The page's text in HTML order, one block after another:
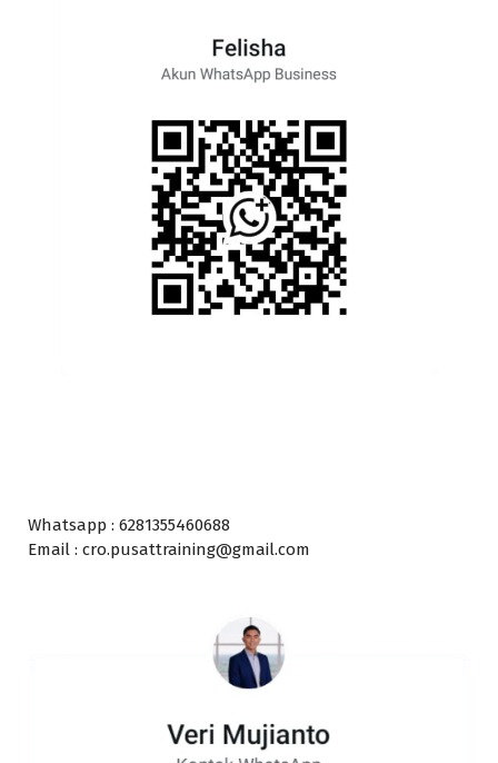
Whatsapp : 6281355460688
Email : cro.pusattraining@gmail.com